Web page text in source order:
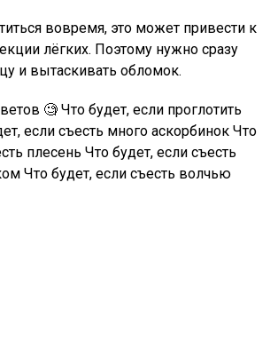
вовремя, это может привести к
лёгких. Поэтому нужно сразу
и вытаскивать обломок.
🧐 Что будет, если проглотить
если съесть много аскорбинок Что
плесень Что будет, если съесть
Что будет, если съесть волчью